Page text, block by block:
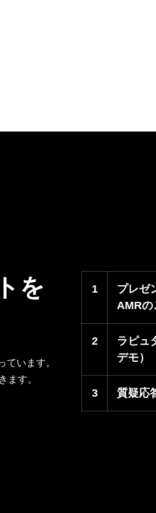
を
います。
ます。
1
プレゼ
AMRの
2
ラピュ
デモ）
3 質疑応